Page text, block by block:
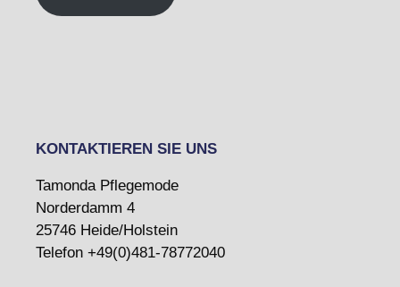
KONTAKTIEREN SIE UNS
Tamonda Pflegemode
Norderdamm 4
25746 Heide/Holstein
Telefon +49(0)481-78772040